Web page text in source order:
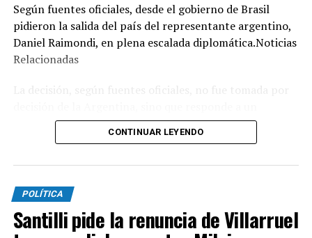
Según fuentes oficiales, desde el gobierno de Brasil
pidieron la salida del país del representante argentino,
Daniel Raimondi, en plena escalada diplomática.Noticias
Relacionadas
expreso pedido que el canciller de Brasil, Mauro Vieira,
le hizo al diplomático argentino cuando le entregaron la
La estrategia política de Brasilia posiblemente se
concentre en fortalecer un sentimiento de nacionalismo
CONTINUAR LEYENDO
POLÍTICA
Santilli pide la renuncia de Villarruel